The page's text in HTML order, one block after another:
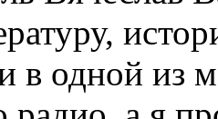
в одной из